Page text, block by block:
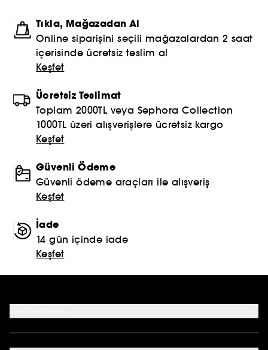
Tıkla, Mağazadan Al
Online siparişini seçili mağazalardan 2 saat
içerisinde ücretsiz teslim al
Keşfet
Ücretsiz Teslimat
Toplam 2000TL veya Sephora Collection
1000TL üzeri alışverişlere ücretsiz kargo
Keşfet
Güvenli Ödeme
Güvenli ödeme araçları ile alışveriş
Keşfet
İade
14 gün içinde iade
Keşfet
Mağazalar
Profil Bilgilerim